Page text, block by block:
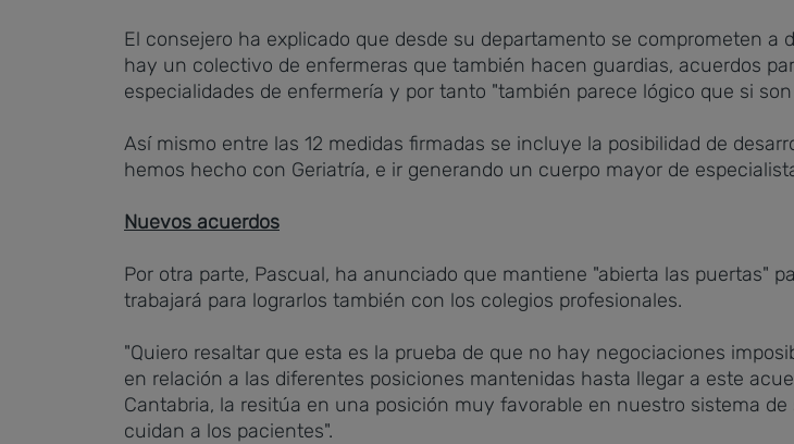
El consejero ha explicado que desde su departamento se comprometen a
hay un colectivo de enfermeras que también hacen guardias, acuerdos
especialidades de enfermería y por tanto "también parece lógico que si
Así mismo entre las 12 medidas firmadas se incluye la posibilidad de
hemos hecho con Geriatría, e ir generando un cuerpo mayor de
Nuevos acuerdos
Por otra parte, Pascual, ha anunciado que mantiene "abierta las puertas"
trabajará para lograrlos también con los colegios profesionales.
"Quiero resaltar que esta es la prueba de que no hay negociaciones
en relación a las diferentes posiciones mantenidas hasta llegar a este
Cantabria, la resitúa en una posición muy favorable en nuestro sistema
cuidan a los pacientes".